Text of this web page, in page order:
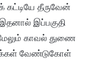
கட்டியே தீருவேன்
இப்பகுதி
காவல் துணை
வேண்டுகோள்